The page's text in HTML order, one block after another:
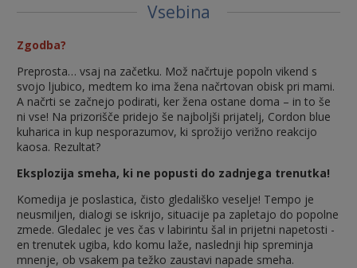
Vsebina
Zgodba?
Preprosta… vsaj na začetku. Mož načrtuje popoln vikend s
svojo ljubico, medtem ko ima žena načrtovan obisk pri mami.
A načrti se začnejo podirati, ker žena ostane doma – in to še
ni vse! Na prizorišče pridejo še najboljši prijatelj, Cordon blue
kuharica in kup nesporazumov, ki sprožijo verižno reakcijo
kaosa. Rezultat?
Eksplozija smeha, ki ne popusti do zadnjega trenutka!
Komedija je poslastica, čisto gledališko veselje! Tempo je
neusmiljen, dialogi se iskrijo, situacije pa zapletajo do popolne
zmede. Gledalec je ves čas v labirintu šal in prijetni napetosti -
en trenutek ugiba, kdo komu laže, naslednji hip spreminja
mnenje, ob vsakem pa težko zaustavi napade smeha.